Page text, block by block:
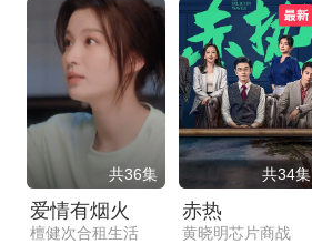
共36集
爱情有烟火
檀健次合租生活
共34集
赤热
黄晓明芯片商战